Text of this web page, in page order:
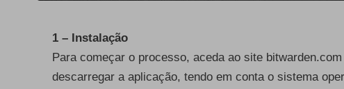
1 – Instalação
Para começar o processo, aceda ao site
descarregar a aplicação, tendo em conta o sistema